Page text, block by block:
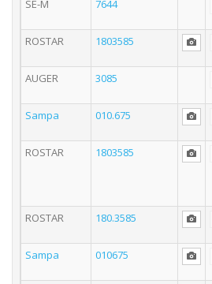
SE-M
7644
ROSTAR
1803585
AUGER
3085
Sampa
010.675
ROSTAR
1803585
ROSTAR
180.3585
Sampa
010675